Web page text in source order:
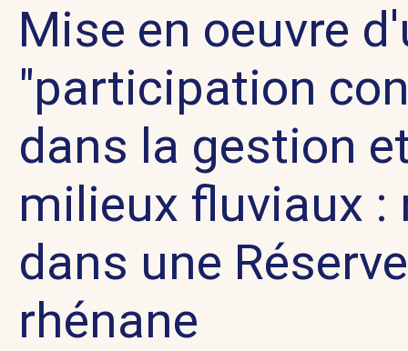
Mise en oeuvre
"participation
dans la gestion
milieux fluviaux :
dans une
rhénane